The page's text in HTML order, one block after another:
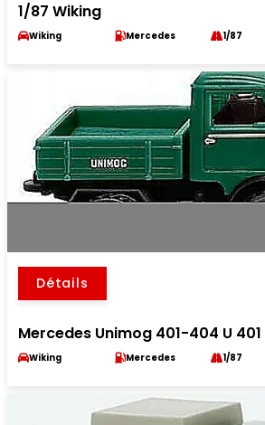
1/87 Wiking
Wiking Mercedes 1/87
Détails
Mercedes Unimog 401-404 U
Wiking Mercedes 1/87